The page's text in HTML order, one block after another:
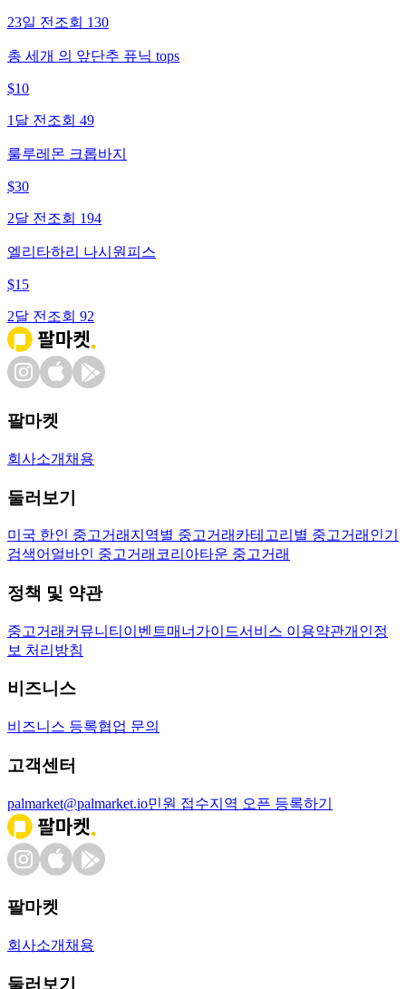
23일 전 조회 130
총 세개 의 앞단추 퓨닉 tops
$10
1달 전 조회 49
룰루레몬 크롭바지
$30
2달 전 조회 194
엘리타하리 나시원피스
$15
2달 전 조회 92
팔마켓
회사소개 채용
둘러보기
미국 한인 중고거래 지역별 중고거래 카테고리별 중고거래 인기
검색어 얼바인 중고거래 코리아타운 중고거래
정책 및 약관
중고거래 커뮤니티 이벤트매너가이드서비스 이용약관개인정
보 처리방침
비즈니스
비즈니스 등록협업 문의
고객센터
palmarket@palmarket.io민원 접수지역 오픈 등록하기
팔마켓
회사소개 채용
둘러보기